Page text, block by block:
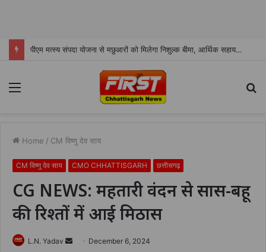
पीएम मत्स्य संपदा योजना से मछुआरों को मिलेगा निशुल्क बीमा, आर्थिक सहायता और अनुदान
Menu
Home / CM विष्णु देव साय
CM विष्णु देव साय CMO CHHATTISGARH छत्तीसगढ़
CG NEWS: महतारी वंदन से सास-बहू
की रिश्तों में आई मिठास
L.N. Yadav
Send December 6, 2024